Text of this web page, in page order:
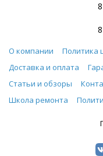
О компании Политика
Доставка и оплата
Статьи и обзоры
Школа ремонта